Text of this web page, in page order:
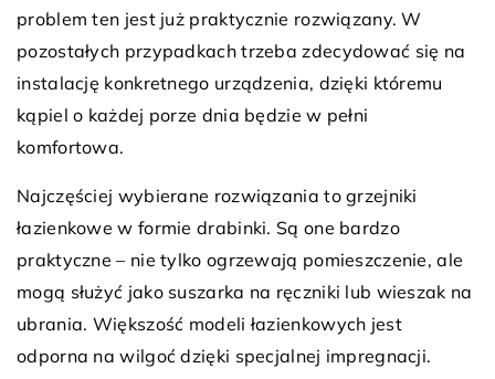
problem ten jest już praktycznie rozwiązany. W
pozostałych przypadkach trzeba zdecydować się na
instalację konkretnego urządzenia, dzięki któremu
kąpiel o każdej porze dnia będzie w pełni
komfortowa.
Najczęściej wybierane rozwiązania to grzejniki
łazienkowe w formie drabinki. Są one bardzo
praktyczne – nie tylko ogrzewają pomieszczenie, ale
mogą służyć jako suszarka na ręczniki lub wieszak na
ubrania. Większość modeli łazienkowych jest
odporna na wilgoć dzięki specjalnej impregnacji.